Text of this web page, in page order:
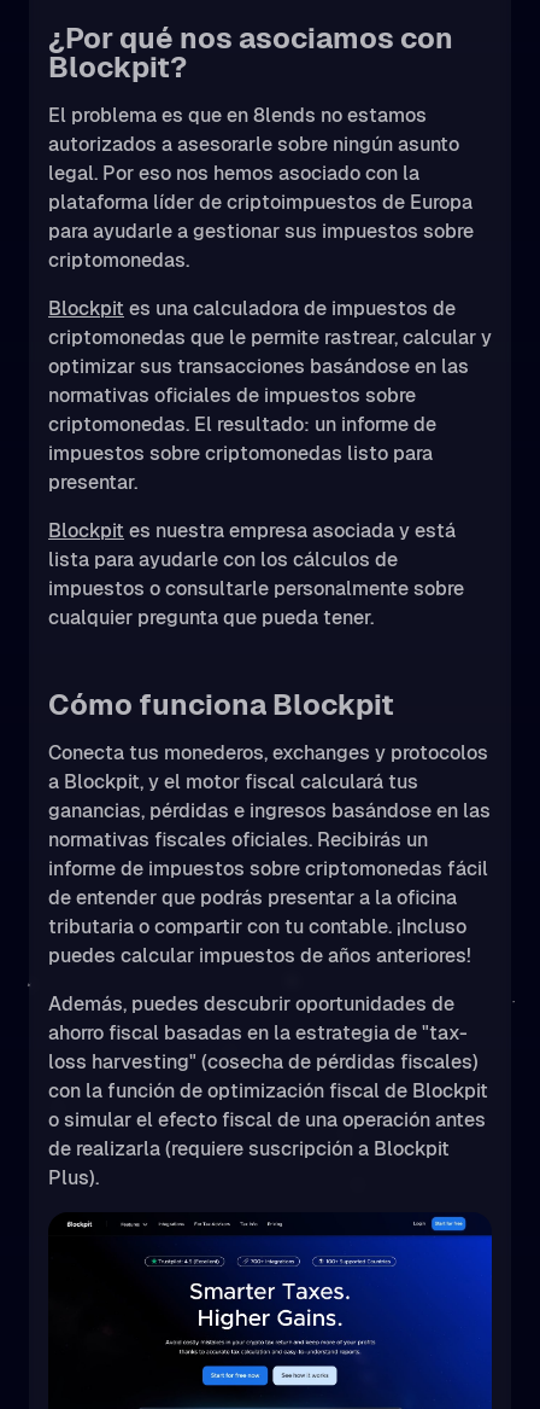
¿Por qué nos asociamos con
Blockpit?
El problema es que en 8lends no estamos
autorizados a asesorarle sobre ningún asunto
legal. Por eso nos hemos asociado con la
plataforma líder de criptoimpuestos de Europa
para ayudarle a gestionar sus impuestos sobre
criptomonedas.
Blockpit es una calculadora de impuestos de
criptomonedas que le permite rastrear, calcular y
optimizar sus transacciones basándose en las
normativas oficiales de impuestos sobre
criptomonedas. El resultado: un informe de
impuestos sobre criptomonedas listo para
presentar.
Blockpit es nuestra empresa asociada y está
lista para ayudarle con los cálculos de
impuestos o consultarle personalmente sobre
cualquier pregunta que pueda tener.
Cómo funciona Blockpit
Conecta tus monederos, exchanges y protocolos
a Blockpit, y el motor fiscal calculará tus
ganancias, pérdidas e ingresos basándose en las
normativas fiscales oficiales. Recibirás un
informe de impuestos sobre criptomonedas fácil
de entender que podrás presentar a la oficina
tributaria o compartir con tu contable. ¡Incluso
puedes calcular impuestos de años anteriores!
Además, puedes descubrir oportunidades de
ahorro fiscal basadas en la estrategia de "tax-
loss harvesting" (cosecha de pérdidas fiscales)
con la función de optimización fiscal de Blockpit
o simular el efecto fiscal de una operación antes
de realizarla (requiere suscripción a Blockpit
Plus).